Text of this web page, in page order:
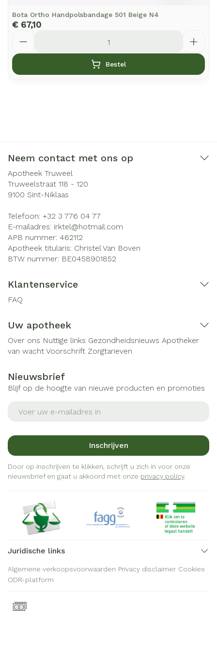
Bota Ortho Handpolsbandage 501 Beige N4
€ 67,10
Bestel
Neem contact met ons op
Apotheek Truweel
Truweelstraat 118 - 120
9100 Sint-Niklaas
Telefoon: +32 3 776 04 77
E-mailadres: irktel@hotmail.com
APB nummer: 462112
Apotheek titularis: Christel Van Boven
BTW nummer: BE0458901852
Klantenservice
FAQ
Uw apotheek
Over ons Nuttige links Gezondheidsnieuws Apotheker
van wacht Voorschrift Zorgtarieven
Nieuwsbrief
Blijf op de hoogte van nieuwe producten en promoties
Inschrijven
Door op inschrijven te klikken, schrijft u zich in voor onze
nieuwsbrief en gaat u akkoord met onze privacy policy.
Juridische links
Algemene verkoopsvoorwaarden Privacy disclaimer Cookies
ODR-platform